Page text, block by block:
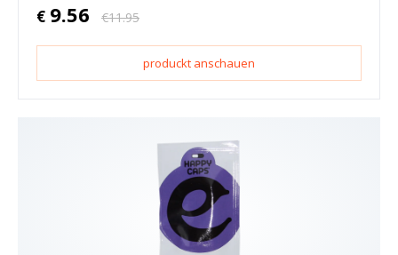
€ 9.56 €11.95
produckt anschauen